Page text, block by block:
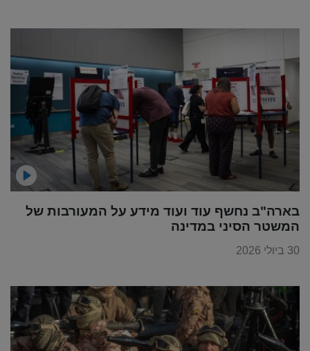
בארה"ב נחשף עוד ועוד מידע על המעורבות של
המשטר הסיני במדינה
30 ביולי 2026